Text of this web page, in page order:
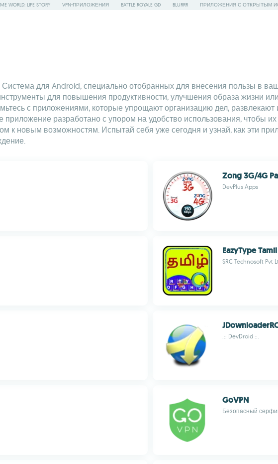
WORLD: LIFE STORY VPN-ПРИЛОЖЕНИЯ BATTLE ROYALE GD BLURRR ПРИЛОЖЕНИЯ С ОТКРЫТЫМ
для Android, специально отобранных для внесения пользы в
для повышения продуктивности, улучшения образа жизни
с приложениями, которые упрощают организацию дел, развлекают
приложение разработано с упором на удобство использования, чтобы
к новым возможностям. Испытай себя уже сегодня и узнай, как эти
Zong 3G/4G
DevPlus Apps
EazyType
SRC Technosoft Pvt
.:: DevDroid ::.
GoVPN
Безопасный